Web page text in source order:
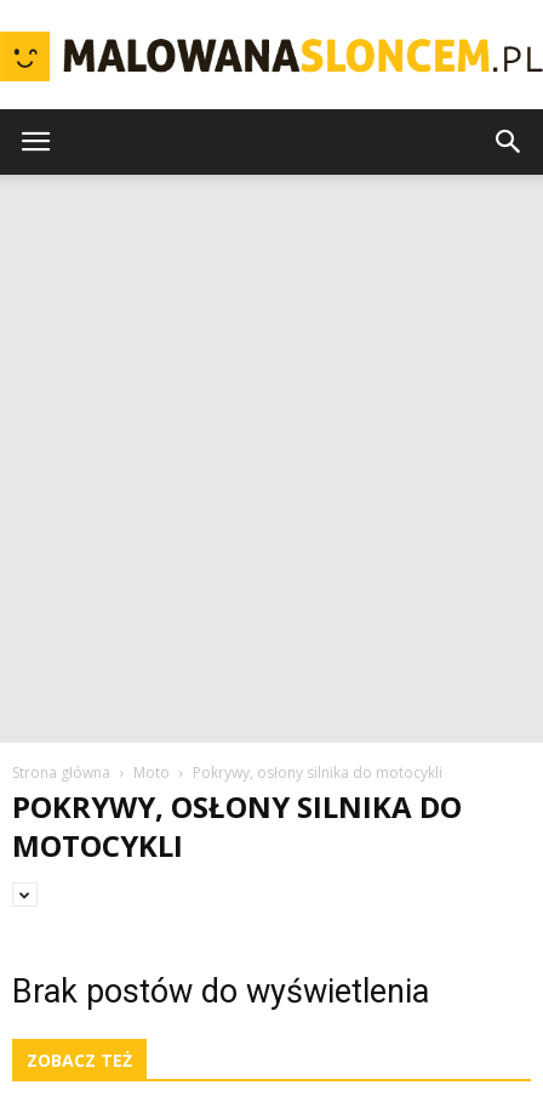
Strona główna Moto Pokrywy, osłony silnika do motocykli
POKRYWY, OSŁONY SILNIKA DO
MOTOCYKLI
Brak postów do wyświetlenia
ZOBACZ TEŻ